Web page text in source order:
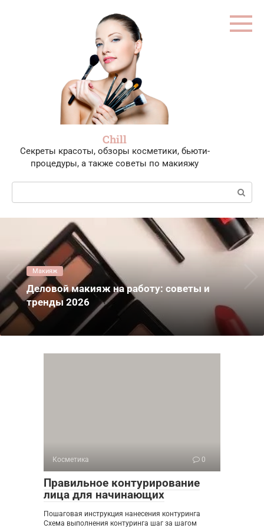
Chill
Секреты красоты, обзоры косметики, бьюти-
процедуры, а также советы по макияжу
Поиск:
Макияж
Деловой макияж на работу: советы и
тренды 2026
Косметика 0
Правильное контурирование
лица для начинающих
Пошаговая инструкция нанесения контуринга
Схема выполнения контуринга шаг за шагом